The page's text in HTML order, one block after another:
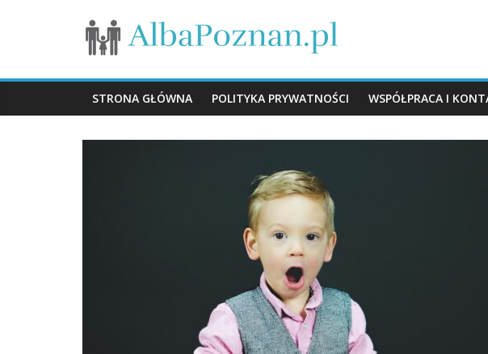
Dzieci
i
rodzina
STRONA GŁÓWNA POLITYKA PRYWATNOŚCI WSPÓŁPRACA I